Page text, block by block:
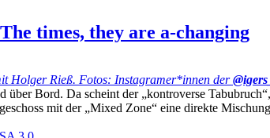
times, they are a-changing
Holger Rieß. Fotos: Instagramer*innen der
über Bord. Da scheint der „kontroverse
mit der „Mixed Zone“ eine direkte